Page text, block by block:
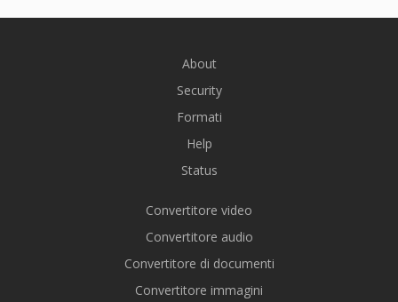
About
Security
Formati
Help
Status
Convertitore video
Convertitore audio
Convertitore di documenti
Convertitore immagini